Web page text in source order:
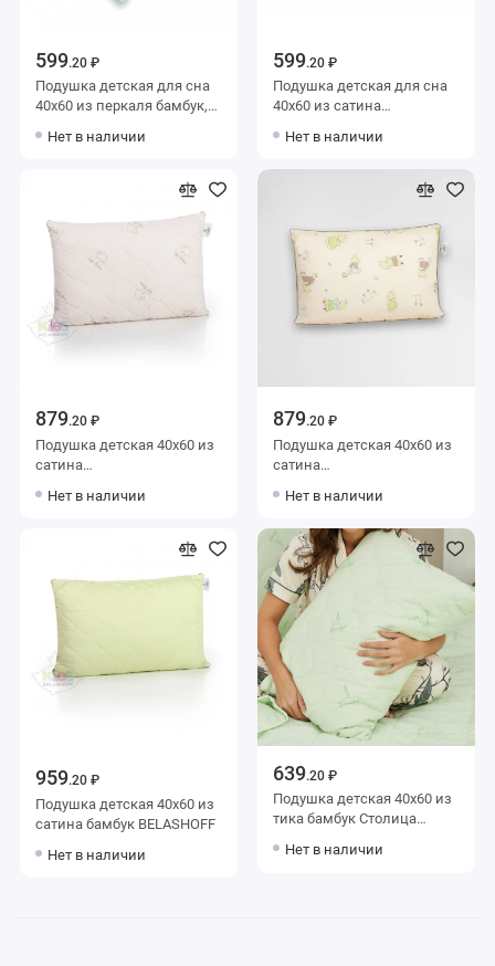
599.20 ₽
Подушка детская для сна
40х60 из перкаля бамбук,
волокно однотонная
Нет в наличии
599.20 ₽
Подушка детская для сна
40х60 из сатина
волокно белая однотонная
AlViTek
Нет в наличии
879.20 ₽
Подушка детская 40х60 из
сатина
волокно BELASHOFF
Нет в наличии
879.20 ₽
Подушка детская 40х60 из
сатина
волокно BELASHOFF
Нет в наличии
959.20 ₽
Подушка детская 40х60 из
сатина бамбук BELASHOFF
Нет в наличии
639.20 ₽
Подушка детская 40х60 из
тика бамбук Столица
Нет в наличии